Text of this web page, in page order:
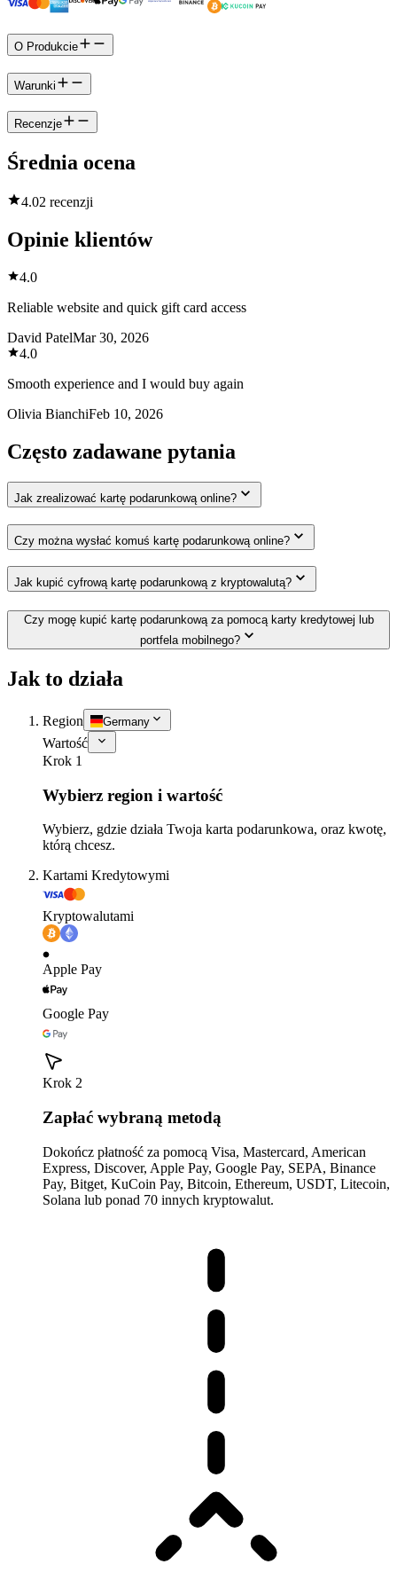
O Produkcie
Warunki
Recenzje
Średnia ocena
4.02 recenzji
Opinie klientów
4.0
Reliable website and quick gift card access
David PatelMar 30, 2026
4.0
Smooth experience and I would buy again
Olivia BianchiFeb 10, 2026
Często zadawane pytania
Jak zrealizować kartę podarunkową online?
Czy można wysłać komuś kartę podarunkową online?
Jak kupić cyfrową kartę podarunkową z kryptowalutą?
Czy mogę kupić kartę podarunkową za pomocą karty kredytowej lub
portfela mobilnego?
Jak to działa
Region Germany
Wartość
Krok 1
Wybierz region i wartość
Wybierz, gdzie działa Twoja karta podarunkowa, oraz kwotę,
którą chcesz.
Kartami Kredytowymi
Kryptowalutami
Apple Pay
Google Pay
Krok 2
Zapłać wybraną metodą
Dokończ płatność za pomocą Visa, Mastercard, American
Express, Discover, Apple Pay, Google Pay, SEPA, Binance
Pay, Bitget, KuCoin Pay, Bitcoin, Ethereum, USDT, Litecoin,
Solana lub ponad 70 innych kryptowalut.